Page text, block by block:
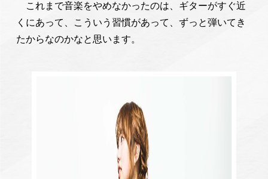
これまで音楽をやめなかったのは、ギターがすぐ近
くにあって、こういう習慣があって、ずっと弾いてき
たからなのかなと思います。